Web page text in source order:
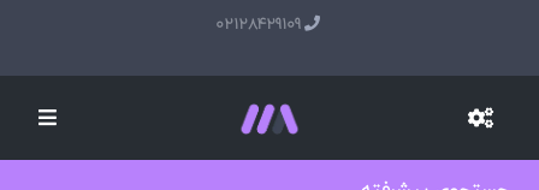
02128429109